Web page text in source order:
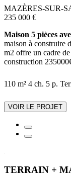
MAZÈRES-SUR-
235 000 €
Maison 5 pièces
maison à construire
m2 offre un cadre
construction
110 m² 4 ch. 5 p.
VOIR LE PROJET
TERRAIN +